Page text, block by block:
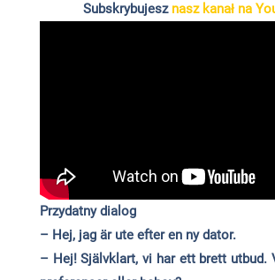
Subskrybujesz nasz kanał na
Przydatny dialog
– Hej, jag är ute efter en ny dator.
– Hej! Självklart, vi har ett brett utbud.